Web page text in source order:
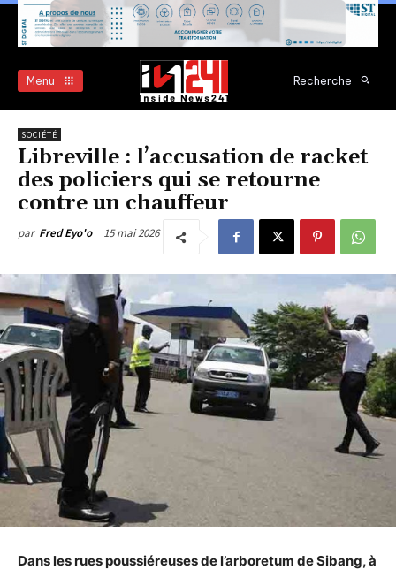
Menu Recherche
SOCIÉTÉ
Libreville : l’accusation de racket
des policiers qui se retourne
contre un chauffeur
par Fred Eyo'o 15 mai 2026
Dans les rues poussiéreuses de l’arboretum de Sibang, à